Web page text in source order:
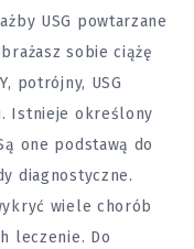
USG powtarzane
sobie ciążę
potrójny, USG
Istnieje określony
one podstawą do
diagnostyczne.
wiele chorób
leczenie. Do